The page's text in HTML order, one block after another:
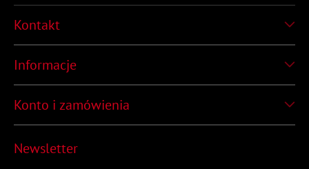
Kontakt
Informacje
Konto i zamówienia
Newsletter